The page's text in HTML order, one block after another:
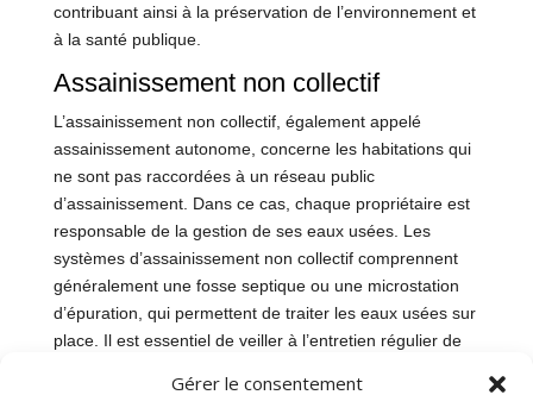
Gérer le consentement
contribuant ainsi à la préservation de l’environnement et
à la santé publique.
Assainissement non collectif
L’assainissement non collectif, également appelé
assainissement autonome, concerne les habitations qui
ne sont pas raccordées à un réseau public
d’assainissement. Dans ce cas, chaque propriétaire est
responsable de la gestion de ses eaux usées. Les
systèmes d’assainissement non collectif comprennent
généralement une fosse septique ou une microstation
d’épuration, qui permettent de traiter les eaux usées sur
place. Il est essentiel de veiller à l’entretien régulier de
et éviter tout risque de pollution environnementale.